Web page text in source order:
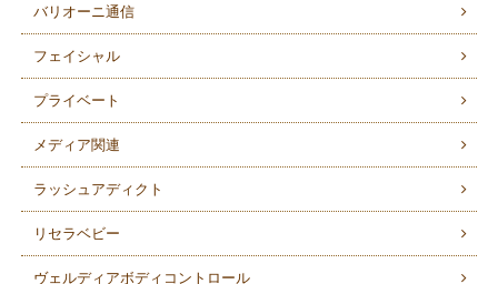
バリオーニ通信
フェイシャル
プライベート
メディア関連
ラッシュアディクト
リセラベビー
ヴェルディアボディコントロール